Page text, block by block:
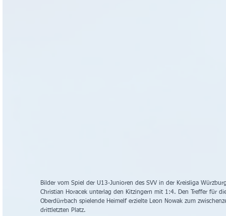
Bilder vom Spiel der U13-Junioren des SVV in der Kreisliga
Christian Horacek unterlag den Kitzingern mit 1:4. Den Treffer für
Oberdürrbach spielende Heimelf erzielte Leon Nowak zum
drittletzten Platz.